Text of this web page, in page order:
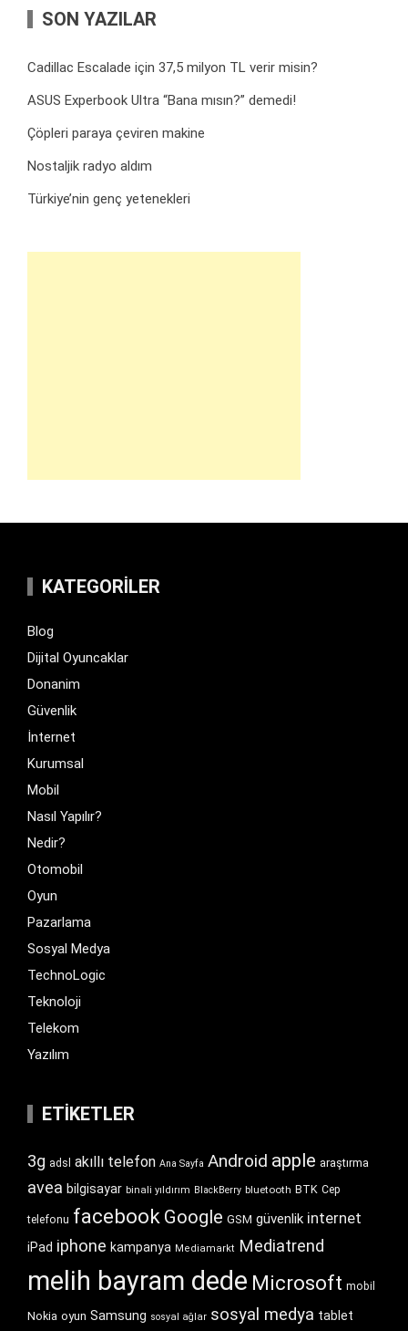
SON YAZILAR
Cadillac Escalade için 37,5 milyon TL verir misin?
ASUS Experbook Ultra “Bana mısın?” demedi!
Çöpleri paraya çeviren makine
Nostaljik radyo aldım
Türkiye’nin genç yetenekleri
KATEGORILER
Blog
Dijital Oyuncaklar
Donanim
Güvenlik
İnternet
Kurumsal
Mobil
Nasıl Yapılır?
Nedir?
Otomobil
Oyun
Pazarlama
Sosyal Medya
TechnoLogic
Teknoloji
Telekom
Yazılım
ETIKETLER
3g adsl akıllı telefon Ana Sayfa Android apple araştırma
avea bilgisayar binali yıldırım BlackBerry bluetooth BTK Cep
telefonu facebook Google GSM güvenlik internet
iPad iphone kampanya Mediamarkt Mediatrend
melih bayram dede Microsoft mobil
Nokia oyun Samsung sosyal ağlar sosyal medya tablet